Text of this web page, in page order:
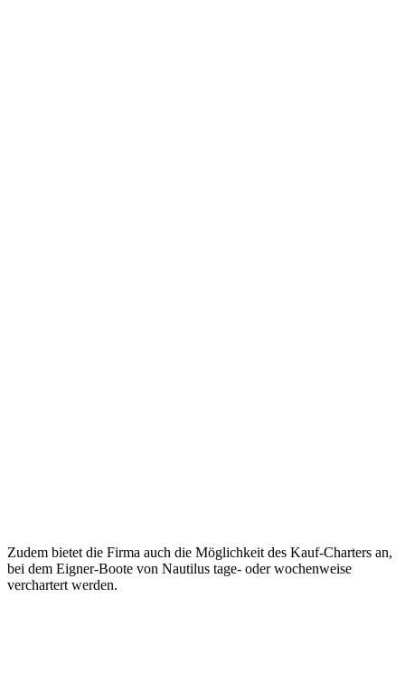
Zudem bietet die Firma auch die Möglichkeit des Kauf-Charters an,
bei dem Eigner-Boote von Nautilus tage- oder wochenweise
verchartert werden.